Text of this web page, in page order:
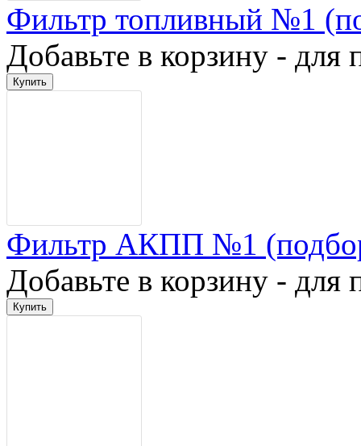
Фильтр топливный №1
Добавьте в корзину - для
Фильтр АКПП №1
Добавьте в корзину - для